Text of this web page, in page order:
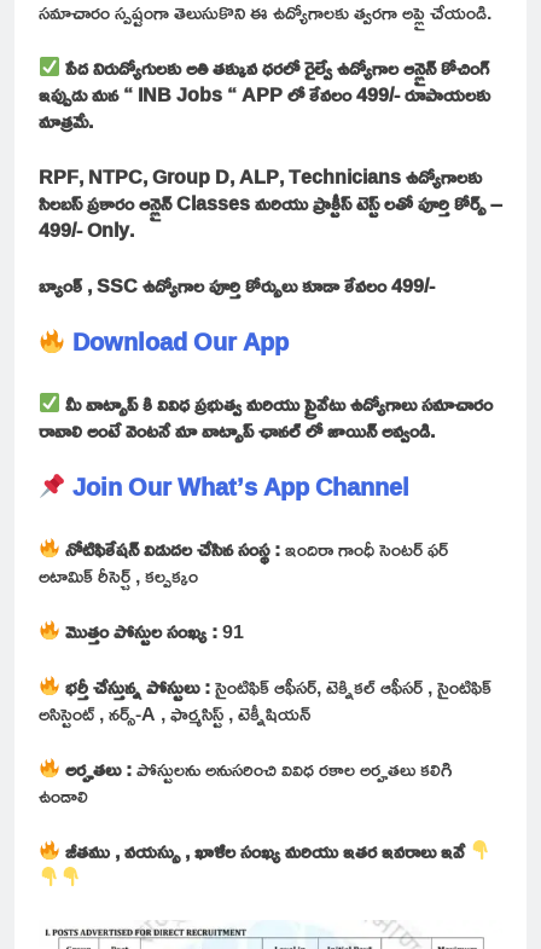
సమాచారం స్పష్టంగా తెలుసుకొని ఈ ఉద్యోగాలకు త్వరగా అప్లై చేయండి.
పేద నిరుద్యోగులకు అతి తక్కువ ధరలో రైల్వే ఉద్యోగాల ఆన్లైన్ కోచింగ్
ఇప్పుడు మన “ INB Jobs “ APP లో కేవలం 499/- రూపాయలకు
మాత్రమే.
RPF, NTPC, Group D, ALP, Technicians ఉద్యోగాలకు
సిలబస్ ప్రకారం ఆన్లైన్ Classes మరియు ప్రాక్టీస్ టెస్ట్ లతో పూర్తి కోర్స్ –
499/- Only.
బ్యాంక్ , SSC ఉద్యోగాల పూర్తి కోర్సులు కూడా కేవలం 499/-
Download Our App
మీ వాట్సాప్ కి వివిధ ప్రభుత్వ మరియు ప్రైవేటు ఉద్యోగాలు సమాచారం
రావాలి అంటే వెంటనే మా వాట్సాప్ ఛానల్ లో జాయిన్ అవ్వండి.
Join Our What’s App Channel
నోటిఫికేషన్ విడుదల చేసిన సంస్థ :ఇందిరా గాంధీ సెంటర్ ఫర్
అటామిక్ రీసెర్చ్ , కల్పక్కం
మొత్తం పోస్టుల సంఖ్య :91
భర్తీ చేస్తున్న పోస్టులు :సైంటిఫిక్ ఆఫీసర్, టెక్నికల్ ఆఫీసర్ , సైంటిఫిక్
అసిస్టెంట్ , నర్స్-A , ఫార్మసిస్ట్ , టెక్నీషియన్
అర్హతలు :పోస్టులను అనుసరించి వివిధ రకాల అర్హతలు కలిగి
ఉండాలి
జీతము , వయస్సు , ఖాళీల సంఖ్య మరియు ఇతర ఇవరాలు ఇవే